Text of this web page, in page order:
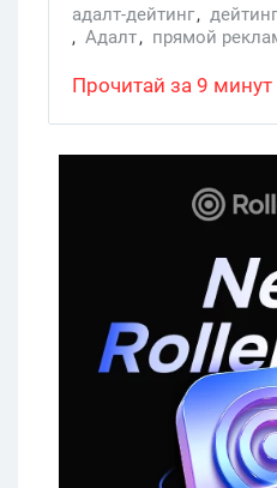
Подсаживайся
с продуктом Token
которые предлагает
рекламодатель
адалт-дейтинг,
, Адалт, прямой
вебкам офферы
Прочитай за 9 минут